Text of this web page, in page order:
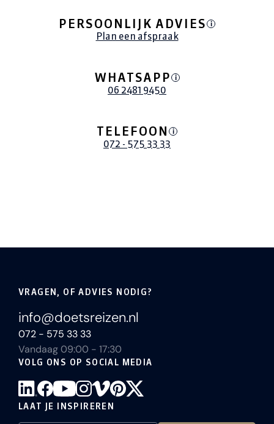
PERSOONLIJK ADVIES i
Plan een afspraak
WHATSAPP i
06 2481 9450
TELEFOON i
072 - 575 33 33
VRAGEN, OF ADVIES NODIG?
info@doetsreizen.nl
072 - 575 33 33
Vandaag 09:00 - 17:30
VOLG ONS OP SOCIAL MEDIA
LAAT JE INSPIREREN